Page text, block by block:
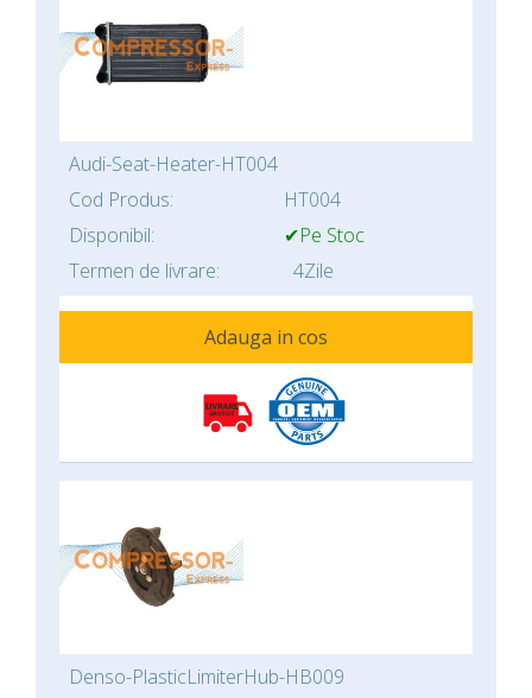
Audi-Seat-Heater-HT004
Cod Produs:
HT004
Disponibil:
✔Pe Stoc
Termen de livrare:
4Zile
Adauga in cos
Denso-PlasticLimiterHub-HB009